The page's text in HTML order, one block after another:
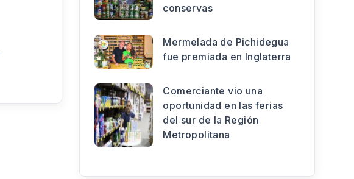
conservas
Mermelada de Pichidegua
fue premiada en Inglaterra
Comerciante vio una
oportunidad en las ferias
del sur de la Región
Metropolitana